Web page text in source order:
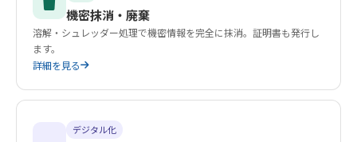
機密抹消・廃棄
溶解・シュレッダー処理で機密情報を完全に抹消。証明書も発行し
ます。
詳細を見る
デジタル化